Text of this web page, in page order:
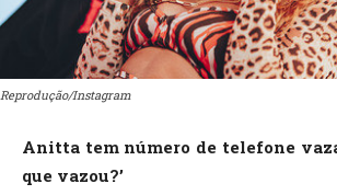
Reprodução/Instagram
Anitta tem número de telefone
que vazou?’